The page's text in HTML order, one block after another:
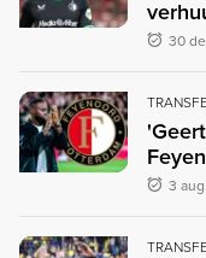
30
3